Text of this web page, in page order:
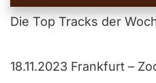
Die Top Tracks der
18.11.2023 Frankfurt –